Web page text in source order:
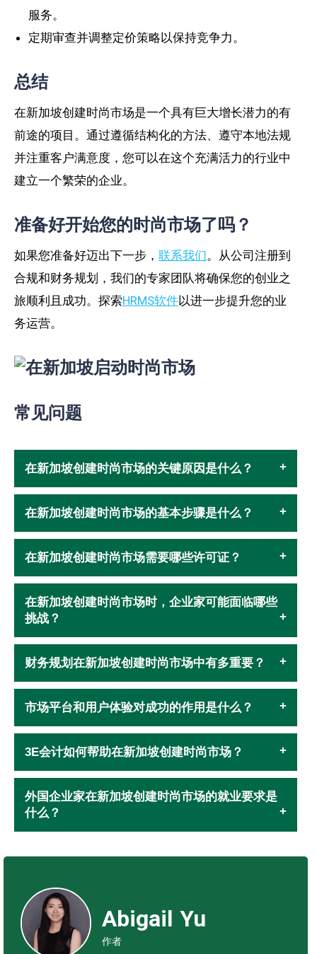
服务。
定期审查并调整定价策略以保持竞争力。
总结
在新加坡创建时尚市场是一个具有巨大增长潜力的有
前途的项目。通过遵循结构化的方法、遵守本地法规
并注重客户满意度，您可以在这个充满活力的行业中
建立一个繁荣的企业。
准备好开始您的时尚市场了吗？
如果您准备好迈出下一步， 联系我们。从公司注册到
合规和财务规划，我们的专家团队将确保您的创业之
旅顺利且成功。探索HRMS软件以进一步提升您的业
务运营。
常见问题
在新加坡创建时尚市场的关键原因是什么？
在新加坡创建时尚市场的基本步骤是什么？
在新加坡创建时尚市场需要哪些许可证？
在新加坡创建时尚市场时，企业家可能面临哪些
挑战？
财务规划在新加坡创建时尚市场中有多重要？
市场平台和用户体验对成功的作用是什么？
3E会计如何帮助在新加坡创建时尚市场？
外国企业家在新加坡创建时尚市场的就业要求是
什么？
Abigail Yu
作者